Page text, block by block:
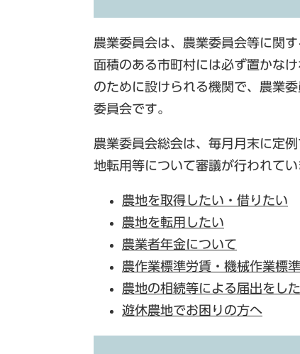
農業委員会は、農業委員会等に関
面積のある市町村には必ず置かな
のために設けられる機関で、農業
委員会です。
農業委員会総会は、毎月月末に定
地転用等について審議が行われてい
農地を取得したい・借りたい
農地を転用したい
農業者年金について
農作業標準労賃・機械作業標
農地の相続等による届出をし
遊休農地でお困りの方へ